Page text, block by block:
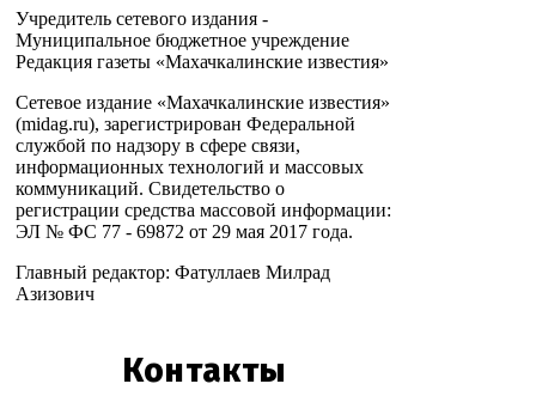
Учредитель сетевого издания -
Муниципальное бюджетное учреждение
Редакция газеты «Махачкалинские известия»
Сетевое издание «Махачкалинские известия»
(midag.ru), зарегистрирован Федеральной
службой по надзору в сфере связи,
информационных технологий и массовых
коммуникаций. Свидетельство о
регистрации средства массовой информации:
ЭЛ № ФС 77 - 69872 от 29 мая 2017 года.
Главный редактор: Фатуллаев Милрад
Азизович
Контакты